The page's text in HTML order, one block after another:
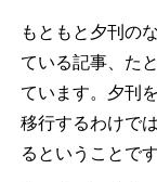
もともと夕刊の
ている記事、た
ています。夕刊
移行するわけで
るということで